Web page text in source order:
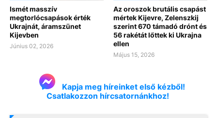
Ismét masszív
megtorlócsapások érték
Ukrajnát, áramszünet
Kijevben
Június 02, 2026
Az oroszok brutális csapást
mértek Kijevre, Zelenszkij
szerint 670 támadó drónt és
56 rakétát lőttek ki Ukrajna
ellen
Május 15, 2026
Kapja meg híreinket első kézből!
Csatlakozzon hírcsatornánkhoz!